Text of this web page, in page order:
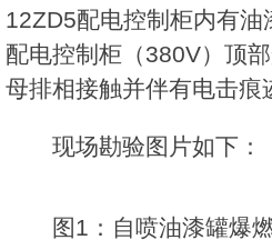
12ZD5配电控制柜内有
配电控制柜（380V）顶
母排相接触并伴有电击痕
现场勘验图片如下：
图1：自喷油漆罐爆